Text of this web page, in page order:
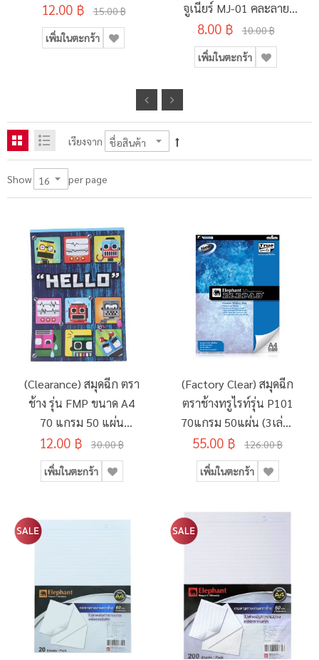
12.00 ฿ 15.00 ฿
เพิ่มในตะกร้า
จูเนียร์ MJ-01 คละลาย
190x260มม.
8.00 ฿ 10.00 ฿
เพิ่มในตะกร้า
เรียงจาก
Show per page
(Clearance) สมุดฉีก ตรา
ช้าง รุ่น FMP ขนาด A4
70 แกรม 50 แผ่น
(SD134495)
12.00 ฿ 30.00 ฿
เพิ่มในตะกร้า
(Factory Clear) สมุดฉีก
ตราช้างทรูไรท์รุ่น P101
70แกรม 50แผ่น (3เล่ม/
แพ็ค)
55.00 ฿ 126.00 ฿
เพิ่มในตะกร้า